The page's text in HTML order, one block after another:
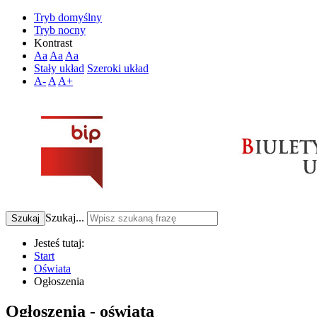
Tryb domyślny
Tryb nocny
Kontrast
Aa Aa Aa
Stały układ Szeroki układ
A- A A+
Szukaj Szukaj...
Jesteś tutaj:
Start
Oświata
Ogłoszenia
Ogłoszenia - oświata